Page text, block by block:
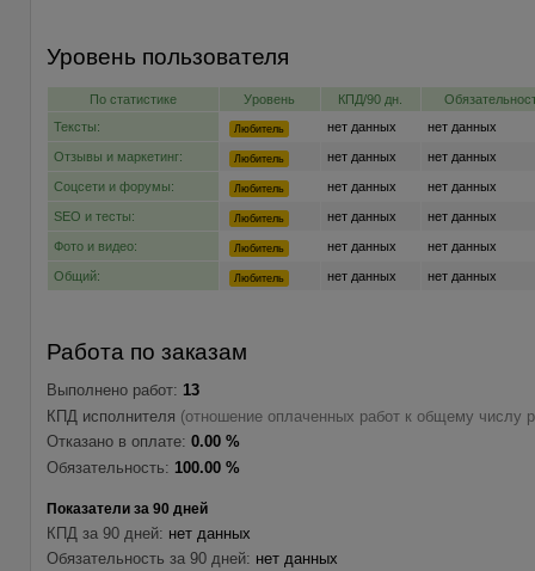
Уровень пользователя
По статистике Уровень КПД/90 дн.
Тексты:
Любитель нет данных нет данных
Отзывы и маркетинг: Любитель нет данных нет данных
Соцсети и форумы: Любитель нет данных нет данных
SEO и тесты: Любитель нет данных нет данных
Фото и видео: Любитель нет данных нет данных
Общий: Любитель нет данных нет данных
Работа по заказам
Выполнено работ: 13
КПД исполнителя (отношение оплаченных работ к общему числу
Отказано в оплате: 0.00 %
Обязательность: 100.00 %
Показатели за 90 дней
КПД за 90 дней: нет данных
Обязательность за 90 дней: нет данных